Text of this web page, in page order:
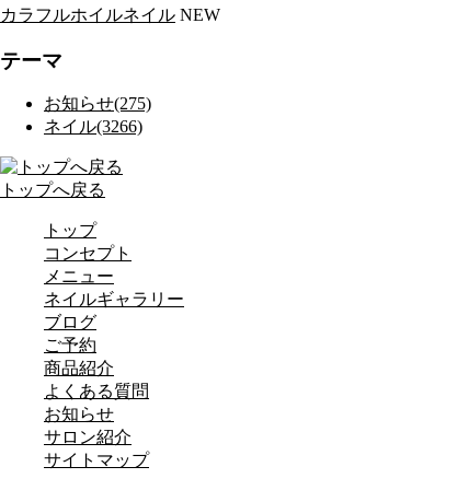
カラフルホイルネイル NEW
テーマ
お知らせ(275)
ネイル(3266)
トップへ戻る
トップ
コンセプト
メニュー
ネイルギャラリー
ブログ
ご予約
商品紹介
よくある質問
お知らせ
サロン紹介
サイトマップ